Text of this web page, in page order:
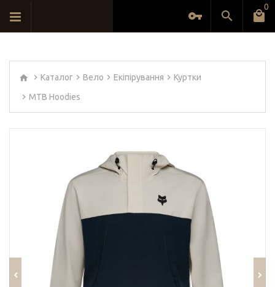
0
Каталог Вело Екіпірування Куртки
MTB Hoodies